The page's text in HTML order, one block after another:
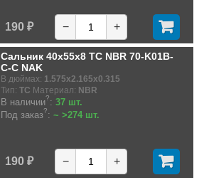
190 ₽ − +
Сальник 40x55x8 TC NBR 70-K01B-
C-C NAK
В дюймах: 1.575x2.165x0.315
Тип: TC Материал: NBR
В наличии?: 37 шт.
Под заказ?: ~ >274 шт.
190 ₽ − +